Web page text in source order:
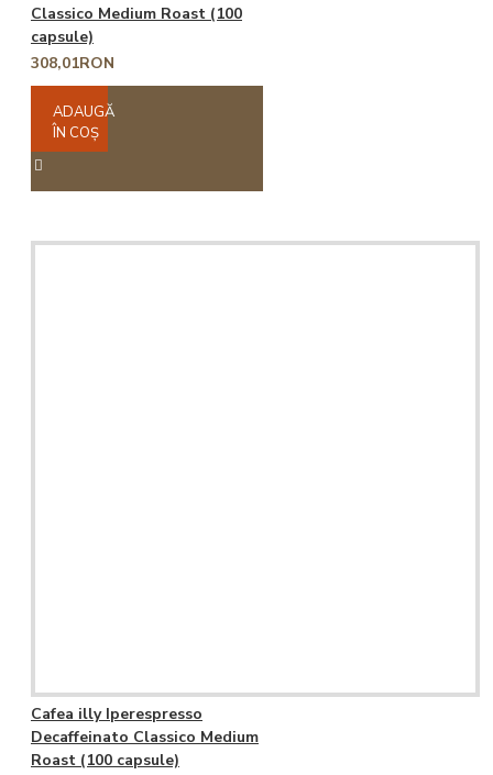
Classico Medium Roast (100
capsule)
308,01RON
ADAUGĂ
ÎN COŞ
Cafea illy Iperespresso
Decaffeinato Classico Medium
Roast (100 capsule)